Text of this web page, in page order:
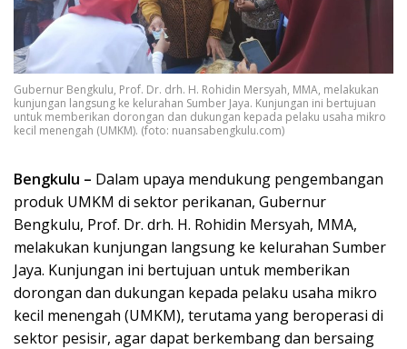
Gubernur Bengkulu, Prof. Dr. drh. H. Rohidin Mersyah, MMA, melakukan
kunjungan langsung ke kelurahan Sumber Jaya. Kunjungan ini bertujuan
untuk memberikan dorongan dan dukungan kepada pelaku usaha mikro
kecil menengah (UMKM). (foto: nuansabengkulu.com)
Bengkulu – Dalam upaya mendukung pengembangan
produk UMKM di sektor perikanan, Gubernur
Bengkulu, Prof. Dr. drh. H. Rohidin Mersyah, MMA,
melakukan kunjungan langsung ke kelurahan Sumber
Jaya. Kunjungan ini bertujuan untuk memberikan
dorongan dan dukungan kepada pelaku usaha mikro
kecil menengah (UMKM), terutama yang beroperasi di
sektor pesisir, agar dapat berkembang dan bersaing